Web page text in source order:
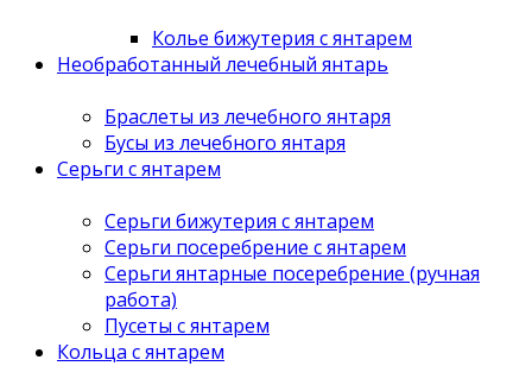
Колье бижутерия с янтарем
Необработанный лечебный янтарь
Браслеты из лечебного янтаря
Бусы из лечебного янтаря
Серьги с янтарем
Серьги бижутерия с янтарем
Серьги посеребрение с янтарем
Серьги янтарные посеребрение (ручная
работа)
Пусеты с янтарем
Кольца с янтарем